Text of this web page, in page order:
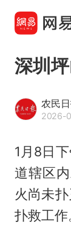
深圳
农民
2026-
1月8日
道辖区
火尚未
扑救工作